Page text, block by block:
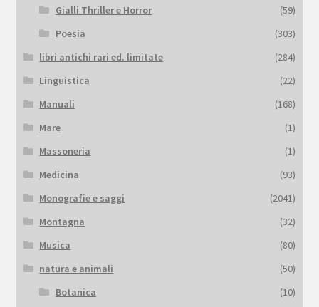
Gialli Thriller e Horror
(59)
Poesia
(303)
libri antichi rari ed. limitate
(284)
Linguistica
(22)
Manuali
(168)
Mare
(1)
Massoneria
(1)
Medicina
(93)
Monografie e saggi
(2041)
Montagna
(32)
Musica
(80)
natura e animali
(50)
Botanica
(10)